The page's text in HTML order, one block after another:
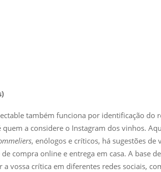
também funciona por identificação do
quem a considere o Instagram dos vinhos.
, enólogos e críticos, há sugestões de
compra online e entrega em casa. A base
vossa crítica em diferentes redes sociais,